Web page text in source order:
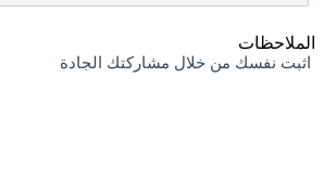
الملاحظات
اثبت نفسك من خلال مشاركتك الجادة